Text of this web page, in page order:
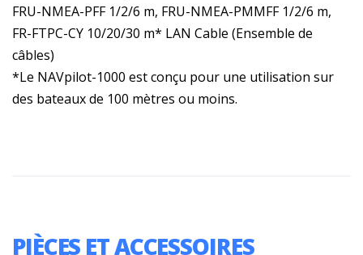
FRU-NMEA-PFF 1/2/6 m, FRU-NMEA-PMMFF 1/2/6 m,
FR-FTPC-CY 10/20/30 m* LAN Cable (Ensemble de
câbles)
*Le NAVpilot-1000 est conçu pour une utilisation sur
des bateaux de 100 mètres ou moins.
PIÈCES ET ACCESSOIRES